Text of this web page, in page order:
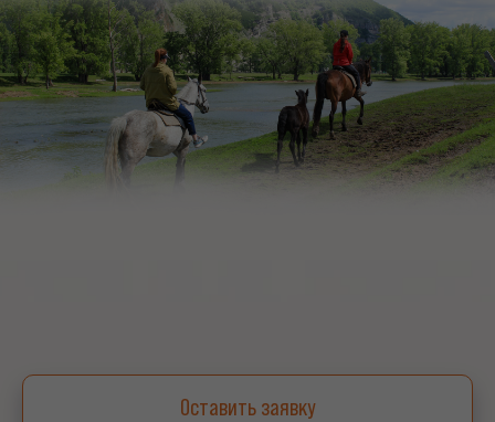
Оставить заявку